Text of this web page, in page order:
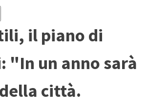
il piano di
"In un anno sarà
città.